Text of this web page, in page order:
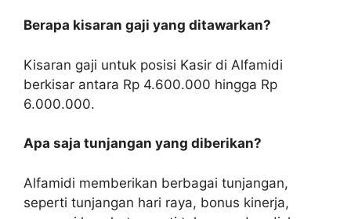
Berapa kisaran gaji yang ditawarkan?
Kisaran gaji untuk posisi Kasir di Alfamidi
berkisar antara Rp 4.600.000 hingga Rp
6.000.000.
Apa saja tunjangan yang diberikan?
Alfamidi memberikan berbagai tunjangan,
seperti tunjangan hari raya, bonus kinerja,